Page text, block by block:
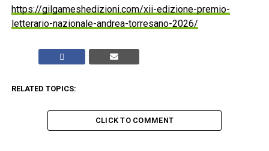
https://gilgameshedizioni.com/xii-edizione-premio-
letterario-nazionale-andrea-torresano-2026/
RELATED TOPICS:
CLICK TO COMMENT